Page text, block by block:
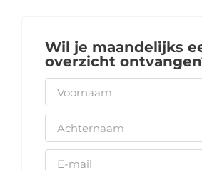
Wil je maandelijks
overzicht